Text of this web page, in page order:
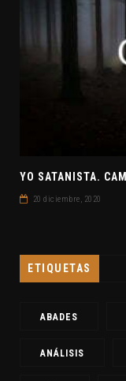
20 diciembre, 2020
ETIQUETAS
ABADES
ANÁLISIS